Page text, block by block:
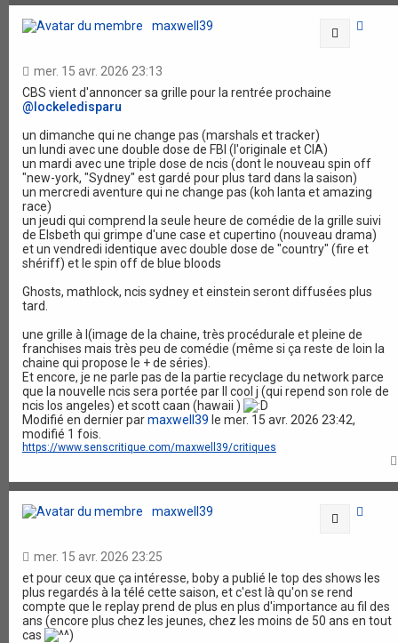
maxwell39 Citation
mer. 15 avr. 2026 23:13
CBS vient d'annoncer sa grille pour la rentrée prochaine
@lockeledisparu
un dimanche qui ne change pas (marshals et tracker)
un lundi avec une double dose de FBI (l'originale et CIA)
un mardi avec une triple dose de ncis (dont le nouveau spin off
"new-york, "Sydney" est gardé pour plus tard dans la saison)
un mercredi aventure qui ne change pas (koh lanta et amazing
race)
un jeudi qui comprend la seule heure de comédie de la grille suivi
de Elsbeth qui grimpe d'une case et cupertino (nouveau drama)
et un vendredi identique avec double dose de "country" (fire et
shériff) et le spin off de blue bloods
Ghosts, mathlock, ncis sydney et einstein seront diffusées plus
tard.
une grille à l(image de la chaine, très procédurale et pleine de
franchises mais très peu de comédie (même si ça reste de loin la
chaine qui propose le + de séries).
Et encore, je ne parle pas de la partie recyclage du network parce
que la nouvelle ncis sera portée par ll cool j (qui repend son role de
ncis los angeles) et scott caan (hawaii )
Modifié en dernier parmaxwell39 le mer. 15 avr. 2026 23:42,
modifié 1 fois.
https://www.senscritique.com/maxwell39/critiques
maxwell39 Citation
mer. 15 avr. 2026 23:25
et pour ceux que ça intéresse, boby a publié le top des shows les
plus regardés à la télé cette saison, et c'est là qu'on se rend
compte que le replay prend de plus en plus d'importance au fil des
ans (encore plus chez les jeunes, chez les moins de 50 ans en tout
cas
)